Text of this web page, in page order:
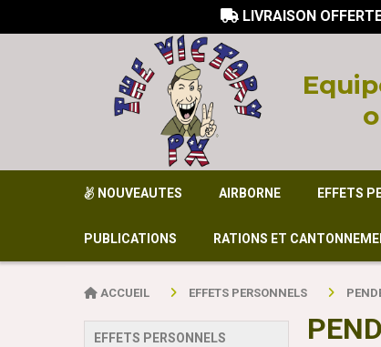
 LIVRAISON
Equi
NOUVEAUTES AIRBORNE EFFETS
PUBLICATIONS RATIONS ET
EFFETS PERSONNELS
ACCUEIL EFFETS PERSONNELS